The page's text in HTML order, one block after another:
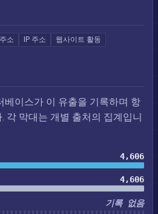
소 IP 주소 웹사이트 활동
베이스가 이 유출을 기록하며 항
각 막대는 개별 출처의 집계입니
4,606
4,606
기록 없음